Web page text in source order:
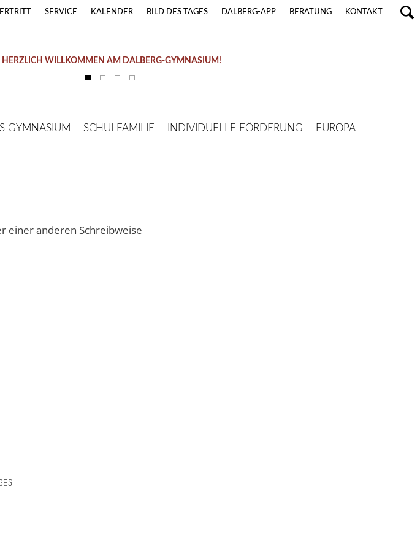
KONTAKT
BERATUNG
DALBERG-APP
BILD DES TAGES
KALENDER
SERVICE
HERZLICH WILLKOMMEN AM DALBERG-GYMNASIUM!
GYMNASIUM SCHULFAMILIE INDIVIDUELLE FÖRDERUNG EUROPA
einer anderen Schreibweise